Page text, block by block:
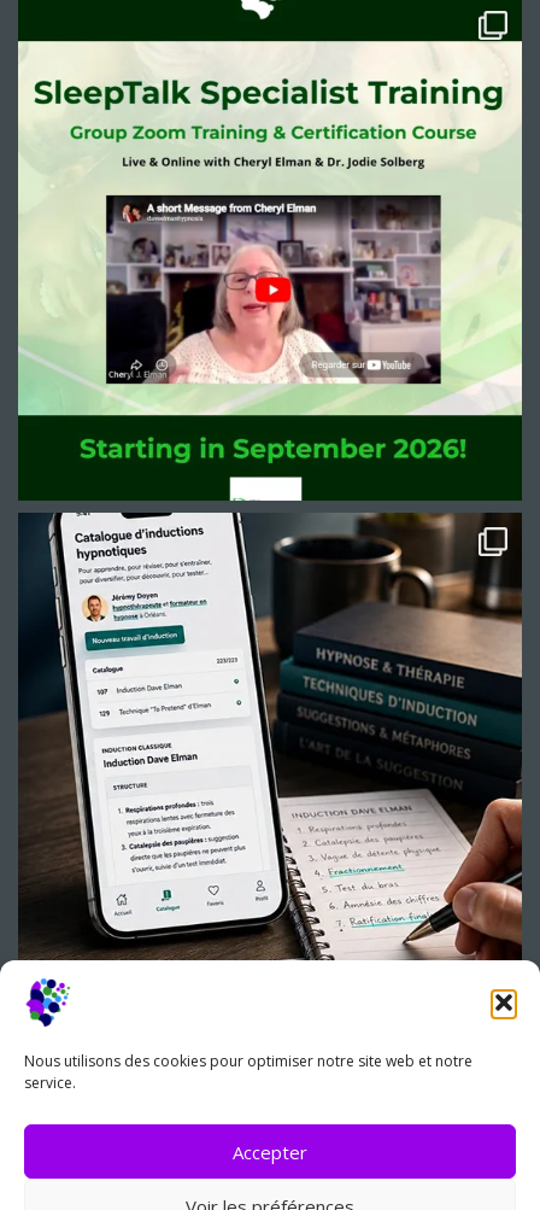
Nous utilisons des cookies pour optimiser notre site web et notre
service.
Accepter
Copyright © 2026 - Elman Hypnosis France -